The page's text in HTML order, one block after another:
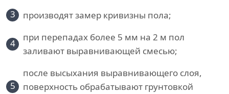
3
производят замер кривизны пола;
4
при перепадах более 5 мм на 2 м пол
заливают выравнивающей смесью;
5
после высыхания выравнивающего слоя,
поверхность обрабатывают грунтовкой